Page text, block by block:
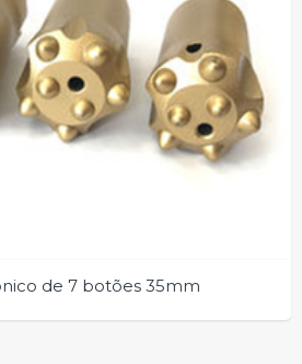
de 7 botões 35mm